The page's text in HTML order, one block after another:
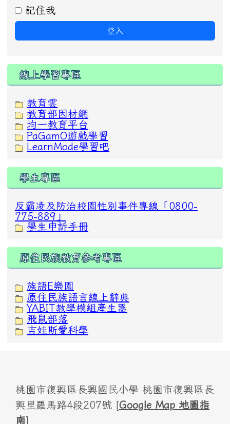
記住我
登入
線上學習專區
教育雲
教育部因材網
均一教育平台
PaGamO遊戲學習
LearnMode學習吧
學生專區
反霸凌及防治校園性別事件專線「0800-
775-889」
學生申訴手冊
原住民族教育參考專區
族語E樂園
原住民族語言線上辭典
YABIT教學模組產生器
飛鼠部落
吉娃斯愛科學
桃園市復興區長興國民小學 桃園市復興區長
興里羅馬路4段207號 [Google Map 地圖指
南]